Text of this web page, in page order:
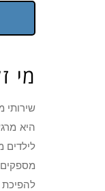
מי
שירותי
היא
לילדים
להפיכת